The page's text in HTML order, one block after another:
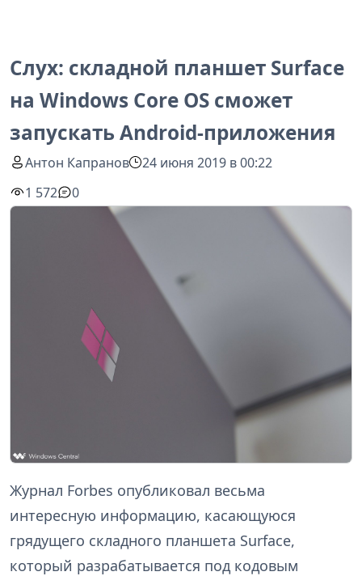
Слух: складной планшет Surface
на Windows Core OS сможет
запускать Android-приложения
Антон Капранов
24 июня 2019 в 00:22
1 572
0
Журнал Forbes опубликовал весьма
интересную информацию, касающуюся
грядущего складного планшета Surface,
который разрабатывается под кодовым